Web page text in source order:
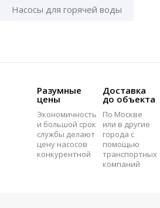
Насосы для горячей воды
Разумные
цены
Экономичность
и большой срок
службы делают
цену насосов
конкурентной
Доставка
до объекта
По Москве
или в другие
города с
помощью
транспортных
компаний